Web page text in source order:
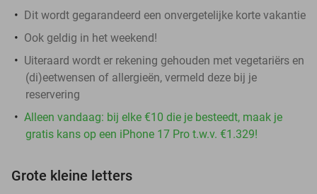
Dit wordt gegarandeerd een onvergetelijke korte vakantie
Ook geldig in het weekend!
Uiteraard wordt er rekening gehouden met vegetariërs en
(di)eetwensen of allergieën, vermeld deze bij je
reservering
Alleen vandaag: bij elke €10 die je besteedt, maak je
gratis kans op een iPhone 17 Pro t.w.v. €1.329!
Grote kleine letters